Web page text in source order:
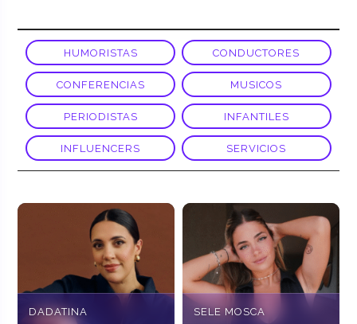
HUMORISTAS CONDUCTORES
CONFERENCIAS MUSICOS
PERIODISTAS INFANTILES
INFLUENCERS SERVICIOS
DADATINA SELE MOSCA